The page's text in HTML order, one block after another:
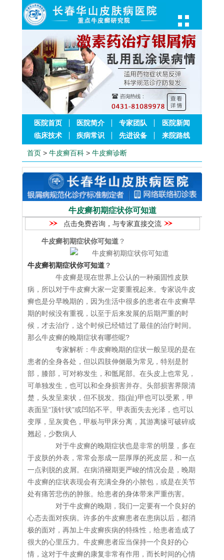
医院首页 医院简介 专家团队
医院新闻
临床技术
疾病常识 先进设备 来院路线
首页 > 牛皮癣百科 > 牛皮癣诊断
牛皮癣初期症状你可知道
点击免费咨询，与专家直接交流
牛皮癣初期症状你可知道 ？
牛皮癣初期症状你可知道 ？
牛皮癣是现在世界上公认的一种顽固性皮肤
病，所以对于牛皮癣大家一定要重视起来。专家说牛皮
癣也是分早晚期的，因为生活中很多的患者在牛皮癣早
期的时候没有重视，以至于后来发展的后期严重的时
候，才去治疗，这个时候已经错过了最佳的治疗时间。
那么牛皮癣的晚期症状有哪些呢?
专家解析：牛皮癣晚期的症状一般呈现的是在
患者的全身各处，但以四肢伸侧最为常见，特别是肘
部，膝部，可对称发生，和骶尾部。在头皮上也常见，
可单独发生，也可以和全身损害并存。头部损害界限清
楚，头发呈束状，但不脱发。指(趾)甲也可以受累，甲
表面呈“顶针状”或凹陷不平。甲表面失去光泽，也可以
变厚，呈灰黄色，甲板与甲床分离，其游离缘可破碎或
翘起，少数病人
对于牛皮癣的晚期症状也是非常的明显，多在
于皮肤的外表，常常会形成一层厚厚的死皮层，和一点
一点剥脱的皮屑。在病消褪期更严峻的情况会是，晚期
牛皮癣的症状表现会有充满全身的小脓包，或是在关节
处有痛苦悲伤的肿胀。给患者的身体带来严重伤害。
对于牛皮癣的晚期，我们一定要有一个良好的
心态去面对疾病。许多的牛皮癣患者在患病以后，都消
极的面对，再加上牛皮癣疾病的特殊性，给患者造成了
很大的心里压力。牛皮癣患者应当保持一个良好的心
情，这对于牛皮癣的康复非常有作用，而长时间的心情